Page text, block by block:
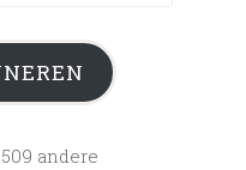
andere